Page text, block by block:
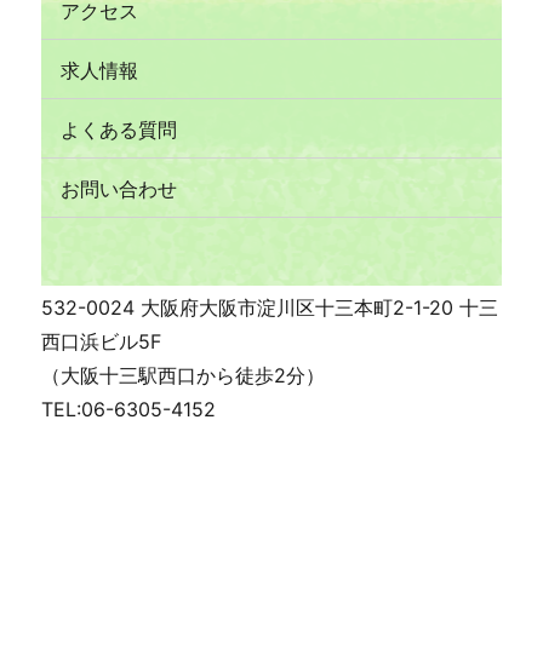
アクセス
求人情報
よくある質問
お問い合わせ
532-0024 大阪府大阪市淀川区十三本町2-1-20 十三
西口浜ビル5F
（大阪十三駅西口から徒歩2分）
TEL:06-6305-4152